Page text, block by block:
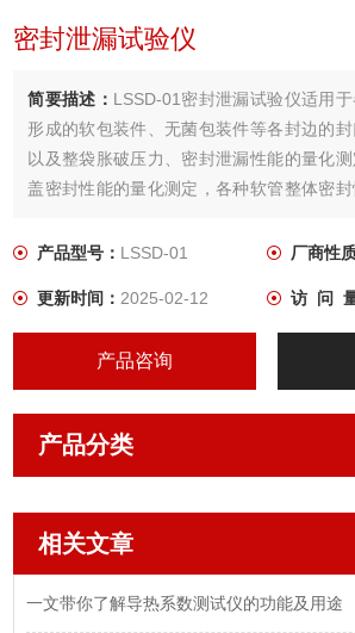
密封泄漏试验仪
简要描述： LSSD-01密封泄漏试验仪适用
形成的软包装件、无菌包装件等各封边的封
以及整袋胀破压力、密封泄漏性能的量化
盖密封性能的量化测定，各种软管整体密
化测定。
产品型号： LSSD-01 厂商性
更新时间：2025-02-12 访 问
产品咨询
产品分类
相关文章
一文带你了解导热系数测试仪的功能及用途